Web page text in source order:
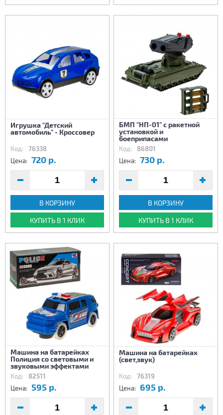
Игрушка "Детский
автомобиль" - Кроссовер
Код: 76338
Цена: 720 р.
В КОРЗИНУ
КУПИТЬ В 1 КЛИК
БМП "НП-01" с ракетной
установкой и
боеприпасами
Код: 86801
Цена: 730 р.
В КОРЗИНУ
КУПИТЬ В 1 КЛИК
Машина на батарейках
Полиция со световыми и
звуковыми эффектами
Код: 82511
Цена: 595 р.
Машина на батарейках
(свет,звук)
Код: 76319
Цена: 695 р.